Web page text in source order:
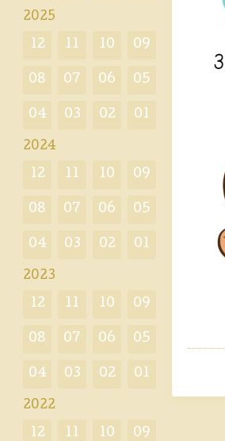
2025
12 11 10 09
08 07 06 05
04 03 02 01
2024
12 11 10 09
08 07 06 05
04 03 02 01
2023
12 11 10 09
08 07 06 05
04 03 02 01
2022
12 11 10 09